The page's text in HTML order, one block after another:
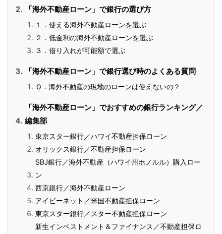
「海外不動産ローン」で銀行の選び方
１．使える海外不動産ローンを選ぶ
２．低金利の海外不動産ローンを選ぶ
３．借り入れが可能額で選ぶ
「海外不動産ローン」で銀行選び時のよくある質問
Ｑ．海外不動産の現地のローンは使えないの？
「海外不動産ローン」でおすすめの銀行ランキング／
編集部
東京スター銀行／ハワイ不動産担保ローン
オリックス銀行／不動産担保ローン
SBJ銀行／海外不動産（ハワイ州ホノルル）購入ロー
ン
西京銀行／海外不動産ローン
アイビーネット／米国不動産担保ローン
東京スター銀行／スター不動産担保ローン
新生インベストメント＆ファイナンス／不動産担保ロ